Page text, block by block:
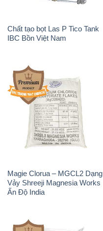
Chất tạo bọt Las P Tico Tank
IBC Bồn Việt Nam
Magie Clorua – MGCL2 Dạng
Vảy Shreeji Magnesia Works
Ấn Độ India